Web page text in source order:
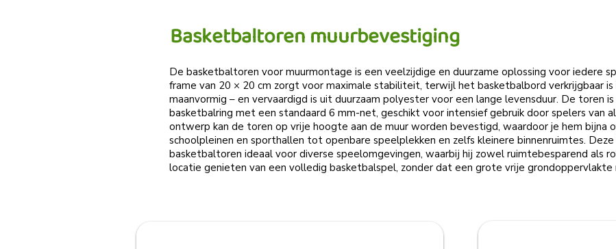
Basketbaltoren muurbevestiging
De basketbaltoren voor muurmontage is een veelzijdige en duurzame oplossing voor iedere
frame van 20 × 20 cm zorgt voor maximale stabiliteit, terwijl het basketbalbord verkrijgbaar
maanvormig – en vervaardigd is uit duurzaam polyester voor een lange levensduur. De toren
basketbalring met een standaard 6 mm-net, geschikt voor intensief gebruik door spelers van
ontwerp kan de toren op vrije hoogte aan de muur worden bevestigd, waardoor je hem bijna
schoolpleinen en sporthallen tot openbare speelplekken en zelfs kleinere binnenruimtes.
basketbaltoren ideaal voor diverse speelomgevingen, waarbij hij zowel ruimtebesparend als
locatie genieten van een volledig basketbalspel, zonder dat een grote vrije grondoppervlakte